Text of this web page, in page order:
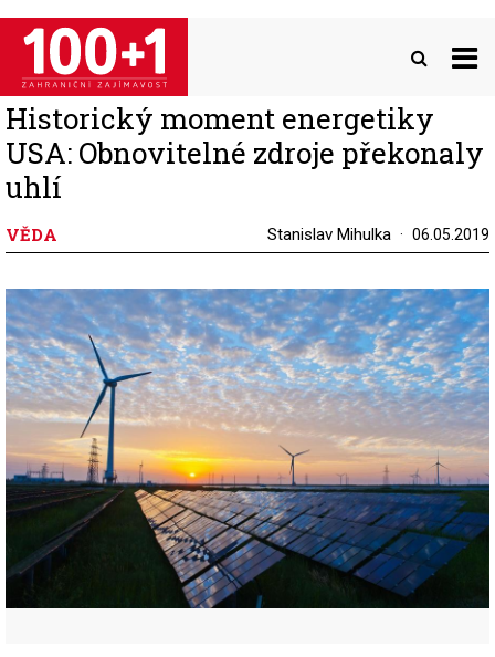
Přejít
hlavnímu
obsahu
Historický moment energetiky
USA: Obnovitelné zdroje překonaly
uhlí
VĚDA Stanislav Mihulka 06.05.2019